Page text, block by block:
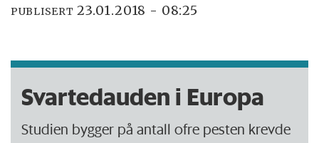
PUBLISERT 23.01.2018 - 08:25
Svartedauden i Europa
Studien bygger på antall ofre pesten krevde